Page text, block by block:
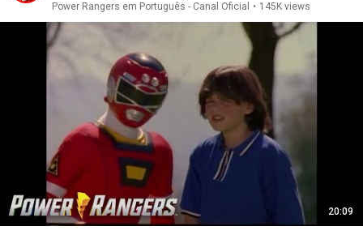
Power Rangers em Português - Canal Oficial • 145K views
20:09